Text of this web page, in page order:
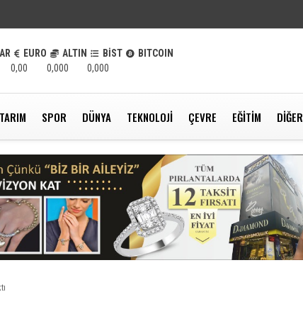
EURO
0,00
ALTIN
0,000
BİST
0,000
BITCOIN
TARIM SPOR DÜNYA TEKNOLOJI ÇEVRE EĞITIM DIĞER